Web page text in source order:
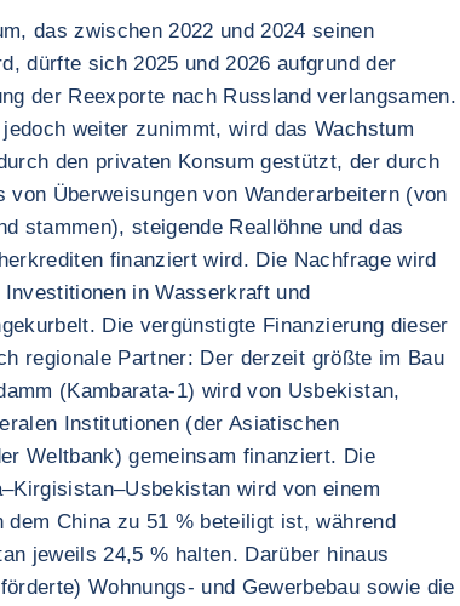
das zwischen 2022 und 2024 seinen
dürfte sich 2025 und 2026 aufgrund der
der Reexporte nach Russland verlangsamen.
weiter zunimmt, wird das Wachstum
den privaten Konsum gestützt, der durch
von Überweisungen von Wanderarbeitern (von
stammen), steigende Reallöhne und das
finanziert wird. Die Nachfrage wird
in Wasserkraft und
Die vergünstigte Finanzierung dieser
regionale Partner: Der derzeit größte im Bau
(Kambarata-1) wird von Usbekistan,
Institutionen (der Asiatischen
Weltbank) gemeinsam finanziert. Die
wird von einem
dem China zu 51 % beteiligt ist, während
jeweils 24,5 % halten. Darüber hinaus
Wohnungs- und Gewerbebau sowie die